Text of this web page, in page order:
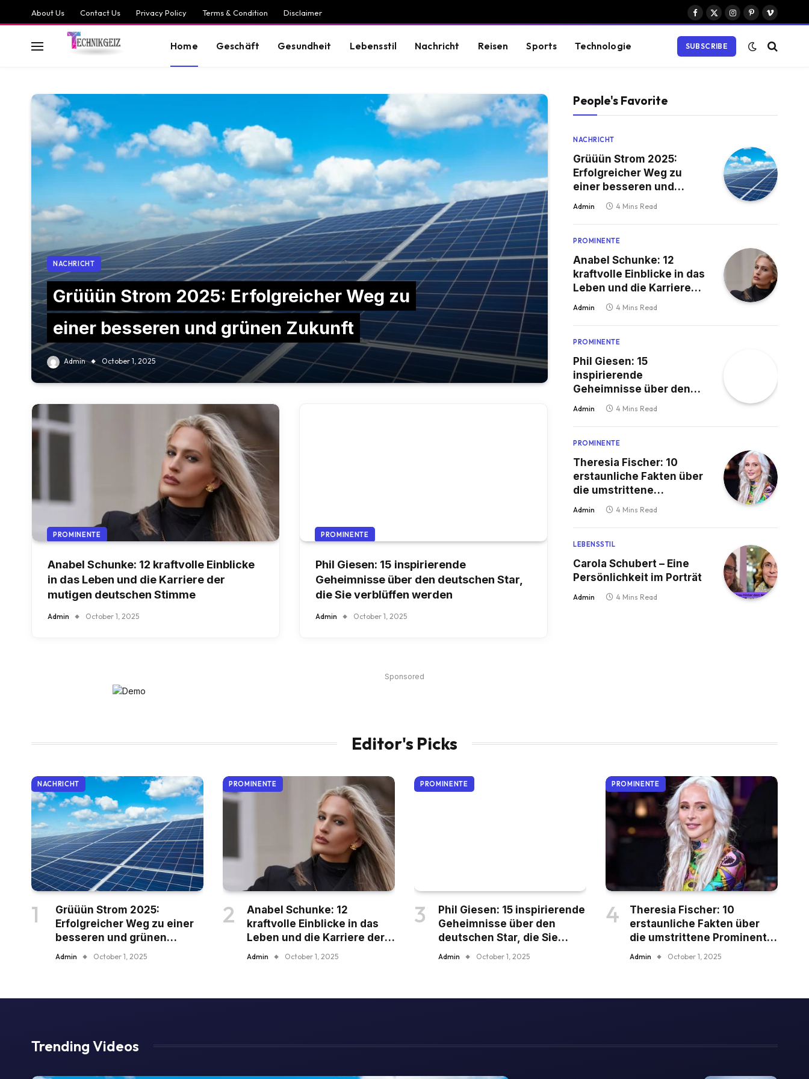
About Us Contact Us Privacy Policy Terms & Condition Disclaimer
Facebook
X
Instagram
PinterestVimeo
Home Geschäft Gesundheit Lebensstil Nachricht Reisen Sports Technologie SUBSCRIBE
NACHRICHT
Grüüün Strom 2025: Erfolgreicher Weg zu
einer besseren und grünen Zukunft
Admin October 1, 2025
PROMINENTE
Anabel Schunke: 12 kraftvolle Einblicke
in das Leben und die Karriere der
mutigen deutschen Stimme
Admin October 1, 2025
PROMINENTE
Phil Giesen: 15 inspirierende
Geheimnisse über den deutschen Star,
die Sie verblüffen werden
Admin October 1, 2025
People's Favorite
NACHRICHT
Grüüün Strom 2025:
Erfolgreicher Weg zu
einer besseren und
grünen Zukunft
Admin 4 Mins Read
PROMINENTE
Anabel Schunke: 12
kraftvolle Einblicke in das
Leben und die Karriere
der mutigen deutschen
Admin 4 Mins Read
PROMINENTE
Phil Giesen: 15
inspirierende
Geheimnisse über den
deutschen Star, die Sie
Admin 4 Mins Read
PROMINENTE
Theresia Fischer: 10
erstaunliche Fakten über
die umstrittene
Prominente, die Sie
Admin 4 Mins Read
LEBENSSTIL
Carola Schubert – Eine
Persönlichkeit im Porträt
Admin 4 Mins Read
Sponsored
Editor's Picks
NACHRICHT
Grüüün Strom 2025:
Erfolgreicher Weg zu einer
besseren und grünen
Zukunft
Admin October 1, 2025
PROMINENTE
Anabel Schunke: 12
kraftvolle Einblicke in das
Leben und die Karriere der
mutigen deutschen Stimme
Admin October 1, 2025
PROMINENTE
Phil Giesen: 15 inspirierende
Geheimnisse über den
deutschen Star, die Sie
verblüffen werden
Admin October 1, 2025
PROMINENTE
Theresia Fischer: 10
erstaunliche Fakten über
die umstrittene Prominente,
die Sie kennen müssen
Admin October 1, 2025
Trending Videos